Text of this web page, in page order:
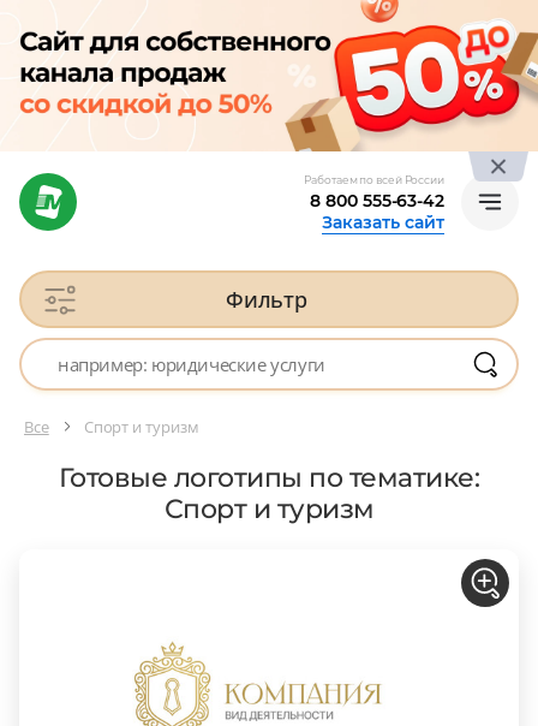
Работаем по всей России
8 800 555-63-42
Заказать сайт
Фильтр
Все Спорт и туризм
Готовые логотипы по тематике:
Спорт и туризм